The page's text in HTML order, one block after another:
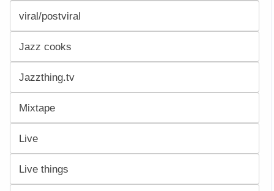
viral/postviral
Jazz cooks
Jazzthing.tv
Mixtape
Live
Live things